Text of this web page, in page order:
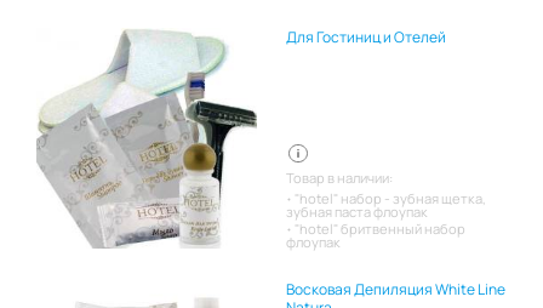
Для Гостиниц и Отелей
Товар в наличии:
"hotel" набор - зубная щетка,
зубная паста флоупак
"hotel" бритвенный набор
флоупак
Восковая Депиляция White Line